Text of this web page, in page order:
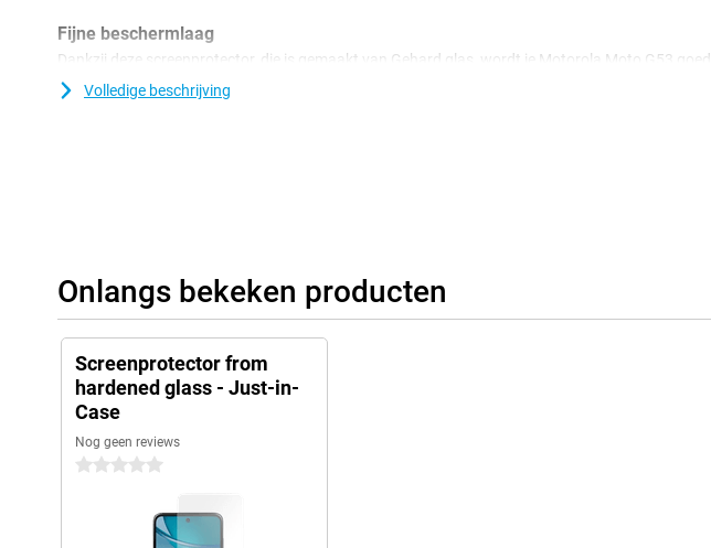
Fijne beschermlaag
Dankzij deze screenprotector, die is gemaakt van Gehard glas, wordt je Motorola Moto G53 goed
beschermd tegen vuil en krassen. Dit glasplaatje breng je gemakkelijk aan en voorkomt schade
aan je scherm.
Volledige beschrijving
Onlangs bekeken producten
Screenprotector from
hardened glass - Just-in-
Case
Nog geen reviews
0 sterren